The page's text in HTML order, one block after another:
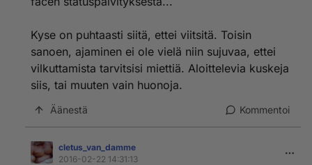
Kyse on puhtaasti siitä, ettei viitsitä. Toisin
sanoen, ajaminen ei ole vielä niin sujuvaa, ettei
vilkuttamista tarvitsisi miettiä. Aloittelevia kuskeja
siis, tai muuten vain huonoja.
Äänestä Kommentoi
cletus_van_damme
2016-02-22 14:31:13